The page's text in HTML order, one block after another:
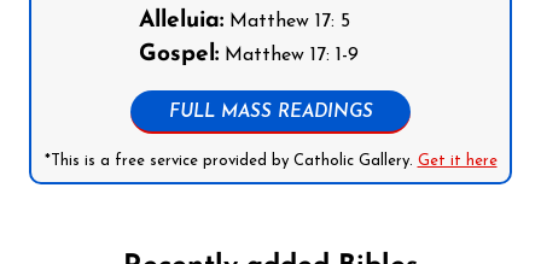
Alleluia:Matthew 17: 5
Gospel:Matthew 17: 1-9
FULL MASS READINGS
*This is a free service provided by Catholic Gallery. Get it here